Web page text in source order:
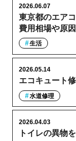
東京都のエア
費用相場や原
2026.06.07
生活
エコキュート
2026.05.14
水道修理
トイレの異物
2026.04.03